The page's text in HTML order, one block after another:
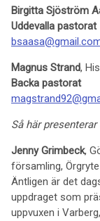
Birgitta Sjöström
Uddevalla pastorat
Magnus Strand,
Backa pastorat
Så här
Jenny Grimbeck,
församling,
Äntligen är det
uppdraget som
uppvuxen i